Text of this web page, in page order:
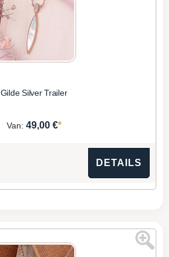
Gilde Silver Trailer
Van: 49,00 €*
DETAILS